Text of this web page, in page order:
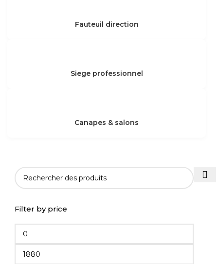
Fauteuil direction
Siege professionnel
Canapes & salons
Filter by price